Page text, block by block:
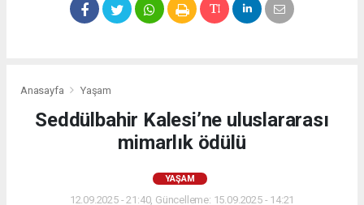
Anasayfa Yaşam
Seddülbahir Kalesi’ne uluslararası
mimarlık ödülü
YAŞAM
12.09.2025 - 21:40, Güncelleme: 15.09.2025 - 14:21